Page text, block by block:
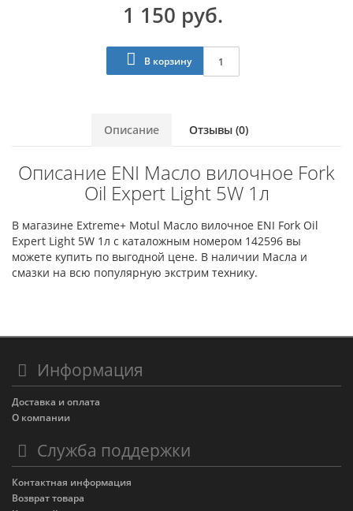
1 150 руб.
В корзину
Описание Отзывы (0)
Описание ENI Масло вилочное Fork
Oil Expert Light 5W 1л
В магазине Extreme+ Motul Масло вилочное ENI Fork Oil
Expert Light 5W 1л с каталожным номером 142596 вы
можете купить по выгодной цене. В наличии Масла и
смазки на всю популярную экстрим технику.
Информация
Доставка и оплата
О компании
Служба поддержки
Контактная информация
Возврат товара